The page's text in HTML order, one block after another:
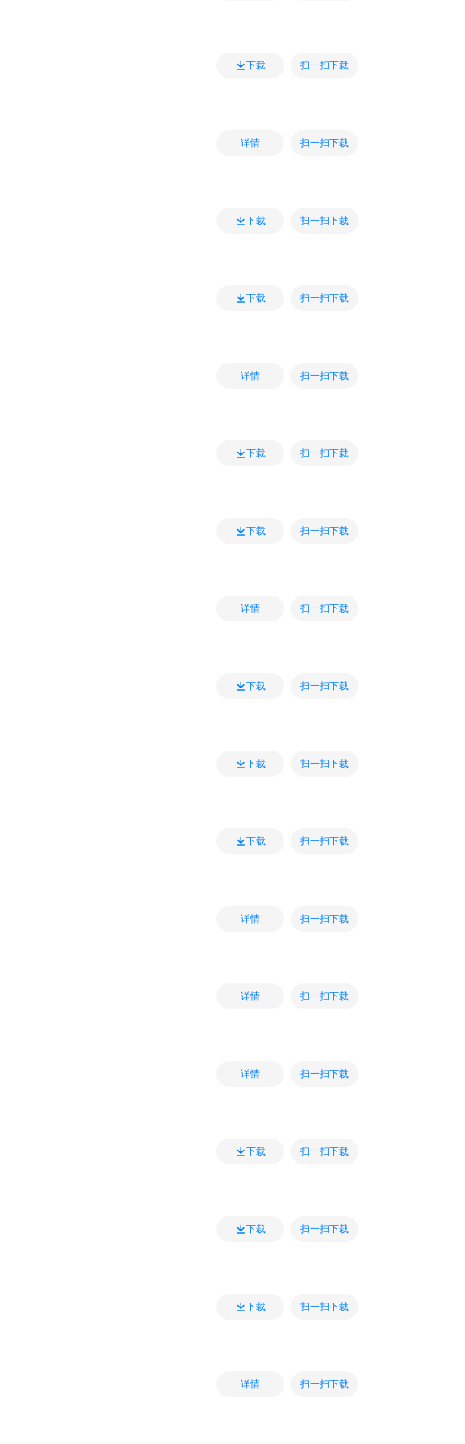
下载 扫一扫下载
详情 扫一扫下载
下载 扫一扫下载
下载 扫一扫下载
详情 扫一扫下载
下载 扫一扫下载
下载 扫一扫下载
详情 扫一扫下载
下载 扫一扫下载
下载 扫一扫下载
下载 扫一扫下载
详情 扫一扫下载
详情 扫一扫下载
详情 扫一扫下载
下载 扫一扫下载
下载 扫一扫下载
下载 扫一扫下载
详情 扫一扫下载